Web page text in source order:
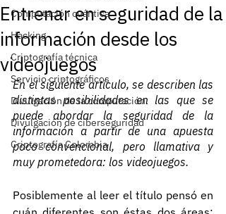
Computación cuántica
Hacking
Criptografía técnica
Servicio criptográficos
Divulgación de la computación
Divulgación de ciberseguridad
Criptografía Colombia
Entrenar en seguridad de la
información desde los
videojuegos
En el siguiente artículo, se describen las
distintas posibilidades en las que se
puede abordar la seguridad de la
información a partir de una apuesta
poco convencional, pero llamativa y
muy prometedora: los videojuegos.
Posiblemente al leer el título pensó en